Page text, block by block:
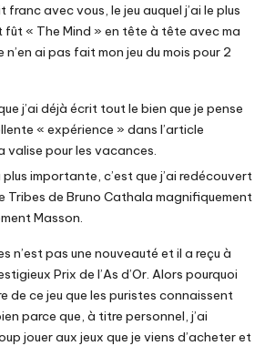
avec vous, le jeu auquel j’ai le plus
fût « The Mind » en tête à tête avec ma
n’en ai pas fait mon jeu du mois pour 2
j’ai déjà écrit tout le bien que je pense
« expérience » dans l’article
valise pour les vacances.
importante, c’est que j’ai redécouvert
Tribes de Bruno Cathala magnifiquement
Masson.
n’est pas une nouveauté et il a reçu à
Prix de l’As d’Or. Alors pourquoi
de ce jeu que les puristes connaissent
parce que, à titre personnel, j’ai
jouer aux jeux que je viens d’acheter et